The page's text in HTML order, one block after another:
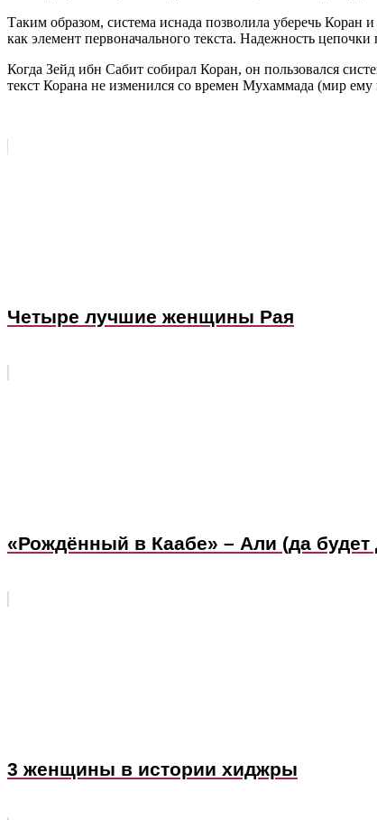
Таким образом, система иснада позволила уберечь
как элемент первоначального текста. Надежность цепочки
Когда Зейд ибн Сабит собирал Коран, он пользовался
текст Корана не изменился со времен Мухаммада (мир
Четыре лучшие женщины Рая
«Рождённый в Каабе» – Али (да
3 женщины в истории хиджры